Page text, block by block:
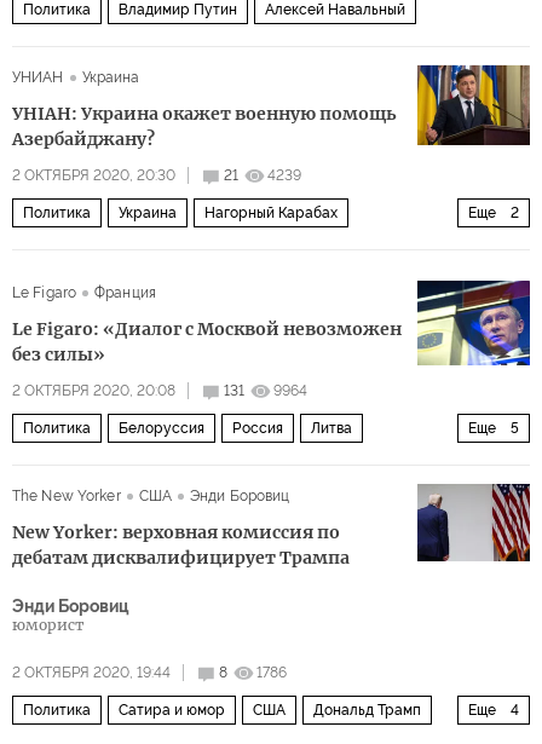
Политика Владимир Путин Алексей Навальный
УНИАН Украина
УНIАН: Украина окажет военную помощь
Азербайджану?
2 ОКТЯБРЯ 2020, 20:30 21 4239
Еще 2
Политика Украина Нагорный Карабах
Нагорный Карабах: черная осень 2020 года
Le Figaro Франция
Le Figaro: «Диалог с Москвой невозможен
без силы»
2 ОКТЯБРЯ 2020, 20:08 131 9964
Еще 5
Политика Белоруссия Россия Литва
The New Yorker США Энди Боровиц
New Yorker: верховная комиссия по
дебатам дисквалифицирует Трампа
Энди Боровиц
юморист
2 ОКТЯБРЯ 2020, 19:44 8 1786
Еще 4
Политика Сатира и юмор США Дональд Трамп